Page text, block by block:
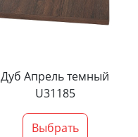
Дуб Апрель темный
U31185
Выбрать